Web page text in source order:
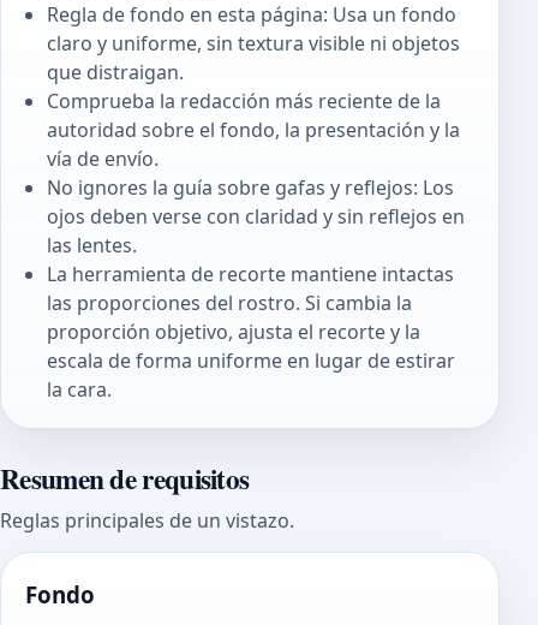
Regla de fondo en esta página: Usa un fondo
claro y uniforme, sin textura visible ni objetos
que distraigan.
Comprueba la redacción más reciente de la
autoridad sobre el fondo, la presentación y la
vía de envío.
No ignores la guía sobre gafas y reflejos: Los
ojos deben verse con claridad y sin reflejos en
las lentes.
La herramienta de recorte mantiene intactas
las proporciones del rostro. Si cambia la
proporción objetivo, ajusta el recorte y la
escala de forma uniforme en lugar de estirar
la cara.
Resumen de requisitos
Reglas principales de un vistazo.
Fondo